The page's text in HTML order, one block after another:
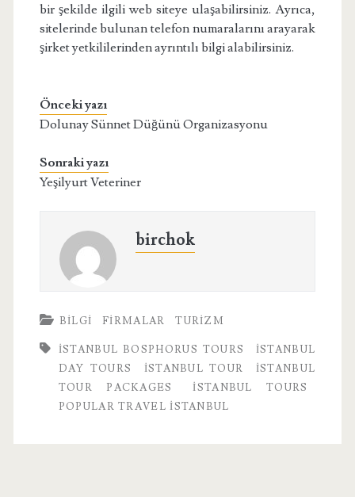
bir şekilde ilgili web siteye ulaşabilirsiniz. Ayrıca,
sitelerinde bulunan telefon numaralarını arayarak
şirket yetkililerinden ayrıntılı bilgi alabilirsiniz.
Önceki yazı
Dolunay Sünnet Düğünü Organizasyonu
Sonraki yazı
Yeşilyurt Veteriner
birchok
BILGI FIRMALAR TURIZM
ISTANBUL BOSPHORUS TOURS
ISTANBUL
DAY TOURS
ISTANBUL TOUR
ISTANBUL
TOUR PACKAGES
ISTANBUL TOURS
POPULAR TRAVEL ISTANBUL